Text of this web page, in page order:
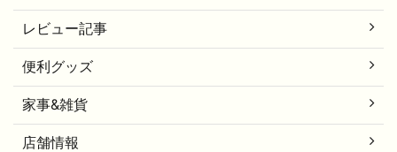
レビュー記事
便利グッズ
家事&雑貨
店舗情報